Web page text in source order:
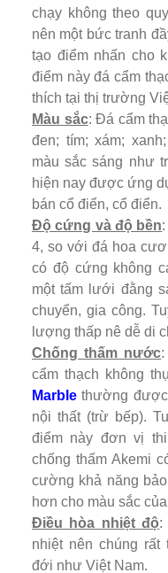
chạy không theo
nên một bức tranh
tạo điểm nhấn cho
điểm này đá cẩm
thích tại thị trường
Màu sắc: Đá cẩm
đen; tím; xám;
màu sắc sáng như
hiện nay được ứng
bán cổ điển, cổ điển.
Độ cứng và độ bền
4, so với đá hoa
có độ cứng không
một tấm lưới đằng
chuyển, gia công.
lượng thấp nê dễ di
Chống thấm nước
cẩm thạch không
Marble thường
nội thất (trừ bếp).
điểm này đơn vị
chống thấm Akemi
cường khả năng
hơn cho màu sắc
Điều hòa nhiệt độ:
nhiệt nên chúng
đới như Việt Nam.